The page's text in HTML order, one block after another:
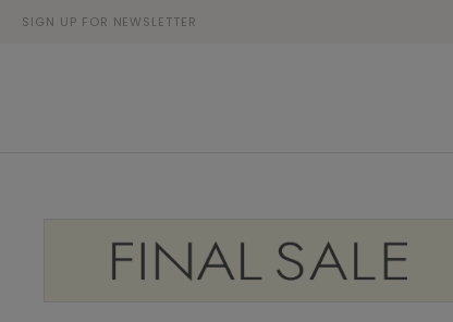
SIGN UP FOR NEWSLETTER